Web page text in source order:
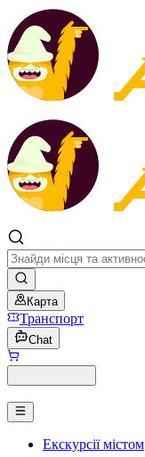
Карта
Транспорт
Chat
Екскурсії містом